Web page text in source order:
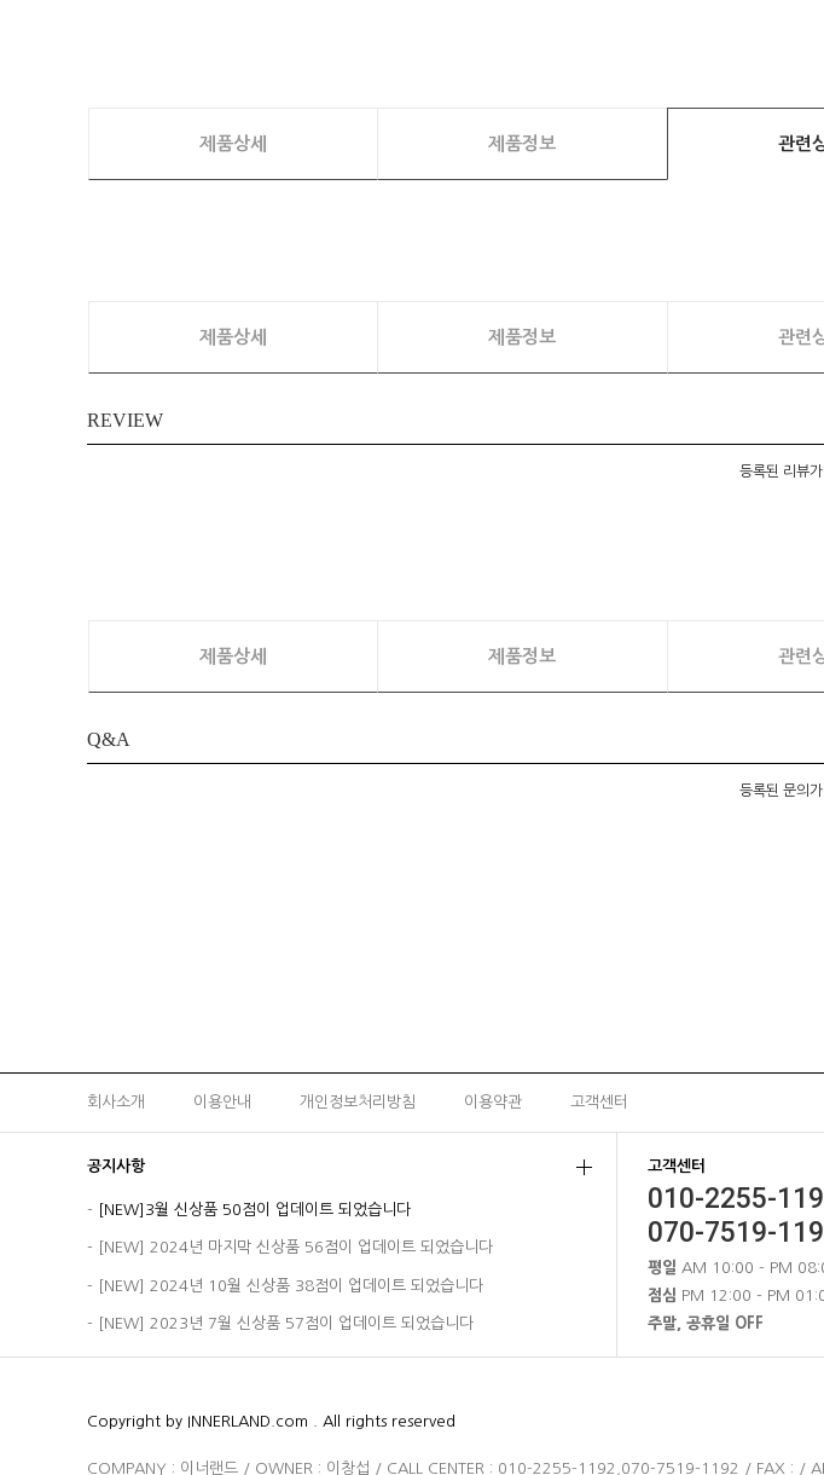
제품상세 제품정보 관련
제품상세 제품정보 관련
REVIEW
등록된 리뷰가
제품상세 제품정보 관련
Q&A
등록된 문의가
회사소개 이용안내 개인정보처리방침 이용약관 고객센터
공지사항
- [NEW]3월 신상품 50점이 업데이트 되었습니다
- [NEW] 2024년 마지막 신상품 56점이 업데이트 되었습니다
- [NEW] 2024년 10월 신상품 38점이 업데이트 되었습니다
- [NEW] 2023년 7월 신상품 57점이 업데이트 되었습니다
고객센터
010-2255-
070-7519-
평일 AM 10:00 - PM
점심 PM 12:00 - PM
주말, 공휴일 OFF
Copyright by INNERLAND.com . All rights reserved
COMPANY : 이너랜드 / OWNER : 이창섭 / CALL CENTER : 010-2255-1192,070-7519-1192 / FAX : /